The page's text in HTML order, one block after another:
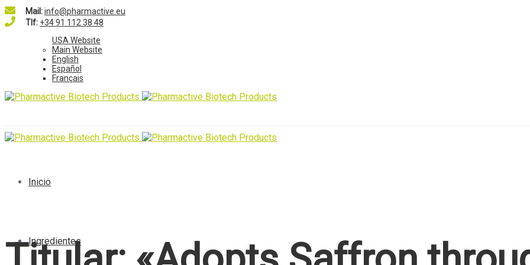
Mail:info@pharmactive.eu
Tlf: +34 91 112 38 48
USA Website
Main Website
English
Español
Français
Inicio
Ingredientes